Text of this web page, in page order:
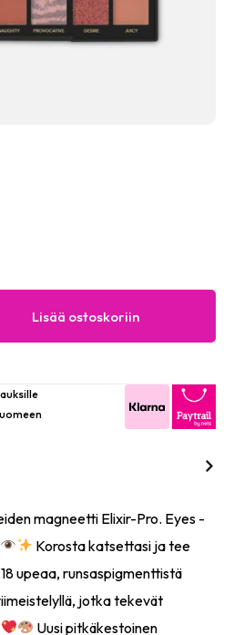
Lisää ostoskoriin
magneetti Elixir-Pro. Eyes -
Korosta katsettasi ja tee
upeaa, runsaspigmenttistä
jotka tekevät
Uusi pitkäkestoinen